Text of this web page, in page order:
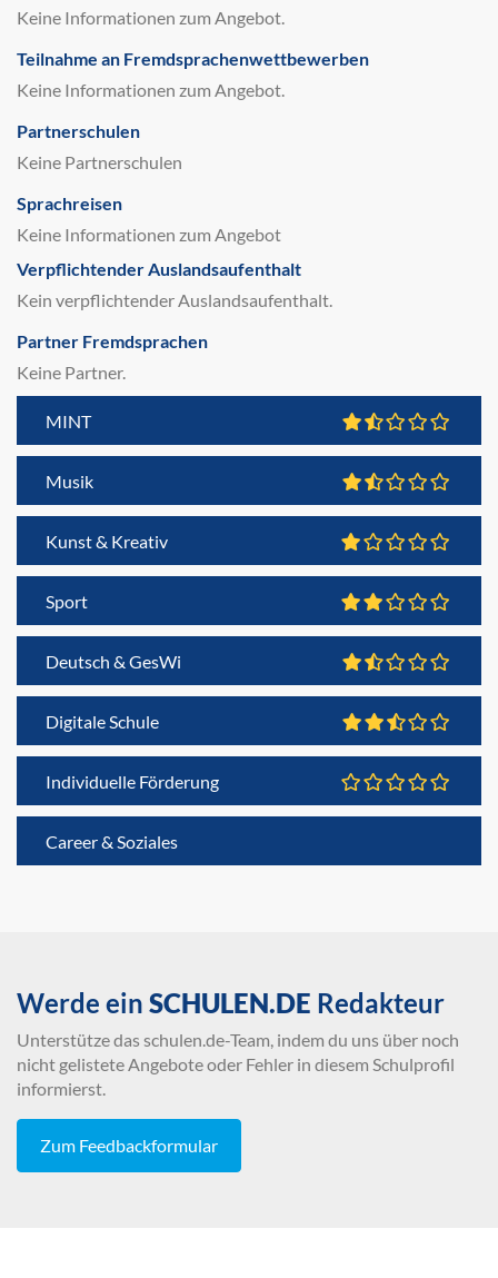
Keine Informationen zum Angebot.
Teilnahme an Fremdsprachenwettbewerben
Keine Informationen zum Angebot.
Partnerschulen
Keine Partnerschulen
Sprachreisen
Keine Informationen zum Angebot
Verpflichtender Auslandsaufenthalt
Kein verpflichtender Auslandsaufenthalt.
Partner Fremdsprachen
Keine Partner.
MINT
Musik
Kunst & Kreativ
Sport
Deutsch & GesWi
Digitale Schule
Individuelle Förderung
Career & Soziales
Werde ein SCHULEN.DE Redakteur
Unterstütze das schulen.de-Team, indem du uns über noch
nicht gelistete Angebote oder Fehler in diesem Schulprofil
informierst.
Zum Feedbackformular